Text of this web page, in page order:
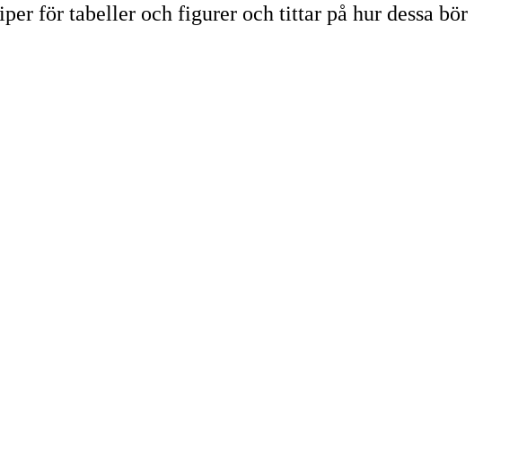
för tabeller och figurer och tittar på hur dessa bör